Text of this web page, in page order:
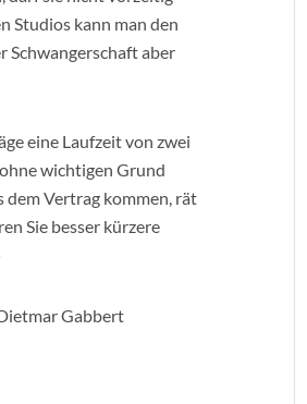
Studios kann man den
Schwangerschaft aber
eine Laufzeit von zwei
wichtigen Grund
dem Vertrag kommen, rät
Sie besser kürzere
Gabbert